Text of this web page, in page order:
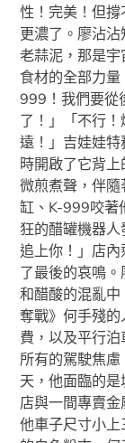
性！完美！但
更濃了。廖沾
老蒜泥，那是
食材的全部力
999！我們要從
了！」「不行
遠！」吉娃娃
時開啟了它背
微煎煮聲，伴
缸、K-999咬著
狂的醋罐機器
追上你！」店
了最後的哀鳴
和醋酸的混亂
奪戰》何手殘
費，以及平行
所有的駕駛焦
天，他面臨的
店與一間專賣
他車子尺寸小